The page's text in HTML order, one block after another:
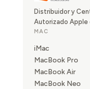
Distribuidor y
Autorizado Apple
MAC
iMac
MacBook Pro
MacBook Air
MacBook Neo